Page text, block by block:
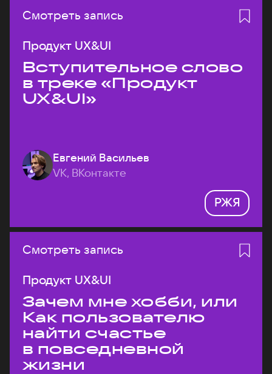
Смотреть запись
Продукт UX&UI
Вступительное слово
в треке «Продукт
UX&UI»
Евгений Васильев
VK, ВКонтакте
РЖЯ
Смотреть запись
Продукт UX&UI
Зачем мне хобби, или
Как пользователю
найти счастье
в повседневной
жизни